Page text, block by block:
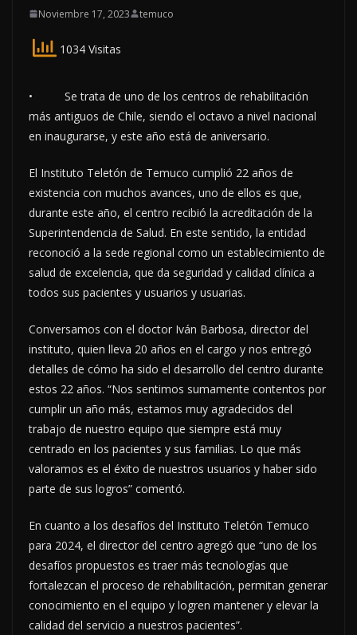
Noviembre 17, 2023 temuco
1034 Visitas
• Se trata de uno de los centros de rehabilitación
más antiguos de Chile, siendo el octavo a nivel nacional
en inaugurarse, y este año está de aniversario.
El Instituto Teletón de Temuco cumplió 22 años de
existencia con muchos avances, uno de ellos es que,
durante este año, el centro recibió la acreditación de la
Superintendencia de Salud. En este sentido, la entidad
reconoció a la sede regional como un establecimiento de
salud de excelencia, que da seguridad y calidad clínica a
todos sus pacientes y usuarios y usuarias.
Conversamos con el doctor Iván Barbosa, director del
instituto, quien lleva 20 años en el cargo y nos entregó
detalles de cómo ha sido el desarrollo del centro durante
estos 22 años. “Nos sentimos sumamente contentos por
cumplir un año más, estamos muy agradecidos del
trabajo de nuestro equipo que siempre está muy
centrado en los pacientes y sus familias. Lo que más
valoramos es el éxito de nuestros usuarios y haber sido
parte de sus logros” comentó.
En cuanto a los desafíos del Instituto Teletón Temuco
para 2024, el director del centro agregó que “uno de los
desafíos propuestos es traer más tecnologías que
fortalezcan el proceso de rehabilitación, permitan generar
conocimiento en el equipo y logren mantener y elevar la
calidad del servicio a nuestros pacientes”.